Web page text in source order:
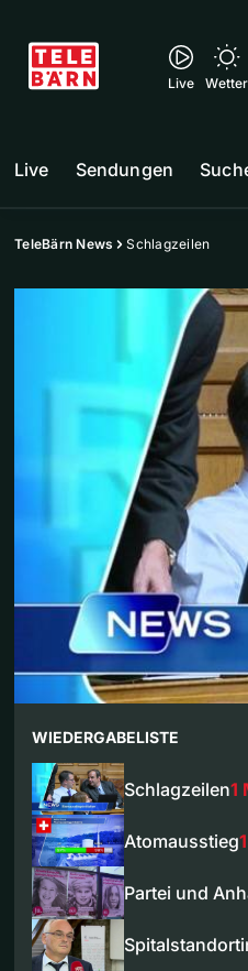
Live Wetter
Live Sendungen
TeleBärn News Schlagzeilen
WIEDERGABELISTE
Schlagzeilen1
Atomausstieg
Partei und